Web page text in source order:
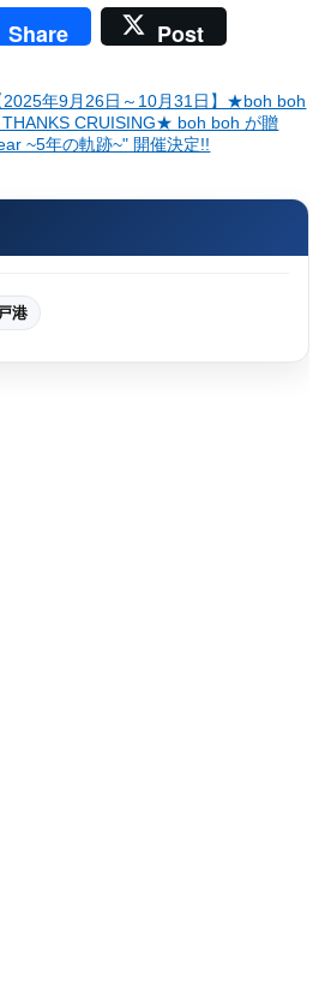
Share Post
2025年9月26日～10月31日】★boh boh
THANKS CRUISING★ boh boh が贈
~5年の軌跡~" 開催決定!!
港